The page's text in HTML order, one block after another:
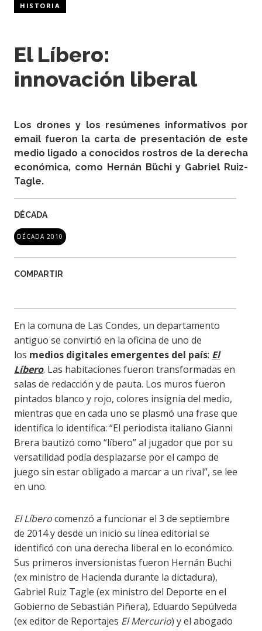
HISTORIA
El Líbero:
innovación liberal
Los drones y los resúmenes informativos por
email fueron la carta de presentación de este
medio ligado a conocidos rostros de la derecha
económica, como Hernán Büchi y Gabriel Ruiz-
Tagle.
DÉCADA
DÉCADA 2010
COMPARTIR
En la comuna de Las Condes, un departamento
antiguo se convirtió en la oficina de uno de
los medios digitales emergentes del país: El
Líbero. Las habitaciones fueron transformadas en
salas de redacción y de pauta. Los muros fueron
pintados blanco y rojo, colores insignia del medio,
mientras que en cada uno se plasmó una frase que
identifica lo identifica: “El periodista italiano Gianni
Brera bautizó como “líbero” al jugador que por su
versatilidad podía desplazarse por el campo de
juego sin estar obligado a marcar a un rival”, se lee
en uno.
El Líberocomenzó a funcionar el 3 de septiembre
de 2014 y desde un inicio su línea editorial se
identificó con una derecha liberal en lo económico.
Sus primeros inversionistas fueron Hernán Buchi
(ex ministro de Hacienda durante la dictadura),
Gabriel Ruiz Tagle (ex ministro del Deporte en el
Gobierno de Sebastián Piñera), Eduardo Sepúlveda
(ex editor de Reportajes El Mercurio) y el abogado